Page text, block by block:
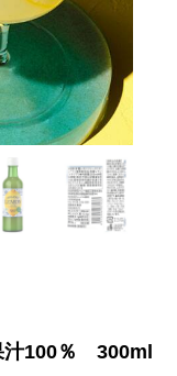
汁100％ 300ml